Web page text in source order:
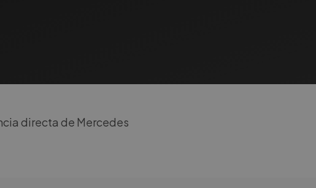
directa de Mercedes